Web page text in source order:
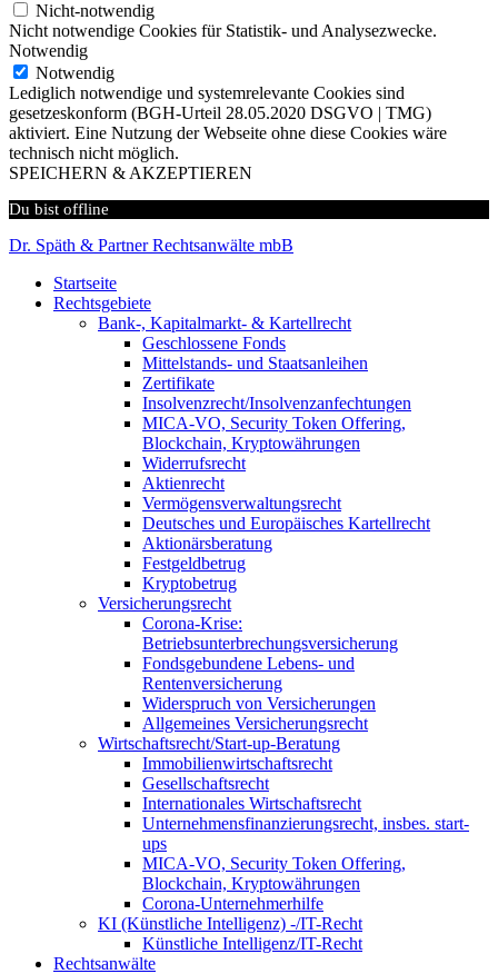
Nicht-notwendig
Nicht notwendige Cookies für Statistik- und Analysezwecke.
Notwendig
Notwendig
Lediglich notwendige und systemrelevante Cookies sind
gesetzeskonform (BGH-Urteil 28.05.2020 DSGVO | TMG)
aktiviert. Eine Nutzung der Webseite ohne diese Cookies wäre
technisch nicht möglich.
SPEICHERN & AKZEPTIEREN
Du bist offline
Dr. Späth & Partner Rechtsanwälte mbB
Startseite
Rechtsgebiete
Bank-, Kapitalmarkt- & Kartellrecht
Geschlossene Fonds
Mittelstands- und Staatsanleihen
Zertifikate
Insolvenzrecht/Insolvenzanfechtungen
MICA-VO, Security Token Offering,
Blockchain, Kryptowährungen
Widerrufsrecht
Aktienrecht
Vermögensverwaltungsrecht
Deutsches und Europäisches Kartellrecht
Aktionärsberatung
Festgeldbetrug
Kryptobetrug
Versicherungsrecht
Corona-Krise:
Betriebsunterbrechungsversicherung
Fondsgebundene Lebens- und
Rentenversicherung
Widerspruch von Versicherungen
Allgemeines Versicherungsrecht
Wirtschaftsrecht/Start-up-Beratung
Immobilienwirtschaftsrecht
Gesellschaftsrecht
Internationales Wirtschaftsrecht
Unternehmensfinanzierungsrecht, insbes. start-
ups
MICA-VO, Security Token Offering,
Blockchain, Kryptowährungen
Corona-Unternehmerhilfe
KI (Künstliche Intelligenz) -/IT-Recht
Künstliche Intelligenz/IT-Recht
Rechtsanwälte